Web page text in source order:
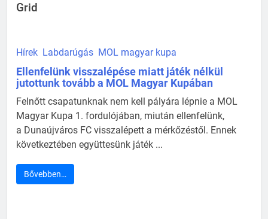
Grid
Hírek Labdarúgás MOL magyar kupa
Ellenfelünk visszalépése miatt játék nélkül
jutottunk tovább a MOL Magyar Kupában
Felnőtt csapatunknak nem kell pályára lépnie a MOL
Magyar Kupa 1. fordulójában, miután ellenfelünk,
a Dunaújváros FC visszalépett a mérkőzéstől. Ennek
következtében együttesünk játék ...
Bővebben…